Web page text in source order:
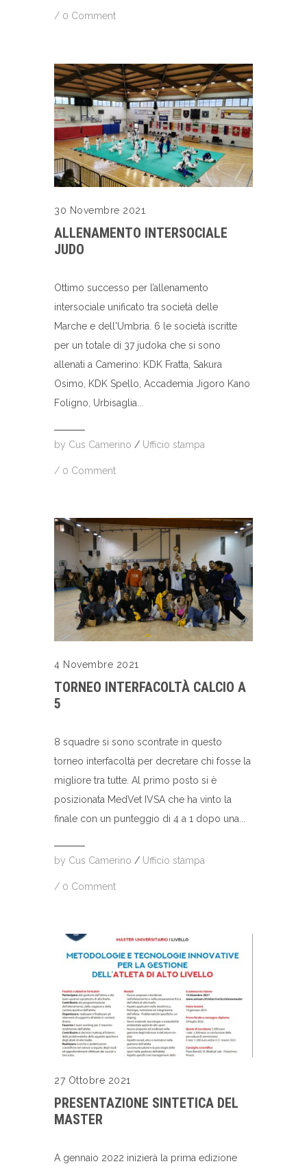
/ 0 Comment
30 Novembre 2021
ALLENAMENTO INTERSOCIALE
JUDO
Ottimo successo per l’allenamento
intersociale unificato tra società delle
Marche e dell'Umbria. 6 le società iscritte
per un totale di 37 judoka che si sono
allenati a Camerino: KDK Fratta, Sakura
Osimo, KDK Spello, Accademia Jigoro Kano
Foligno, Urbisaglia...
by Cus Camerino / Ufficio stampa
/ 0 Comment
4 Novembre 2021
TORNEO INTERFACOLTÀ CALCIO A
5
8 squadre si sono scontrate in questo
torneo interfacoltà per decretare chi fosse la
migliore tra tutte. Al primo posto si è
posizionata MedVet IVSA che ha vinto la
finale con un punteggio di 4 a 1 dopo una...
by Cus Camerino / Ufficio stampa
/ 0 Comment
27 Ottobre 2021
PRESENTAZIONE SINTETICA DEL
MASTER
A gennaio 2022 inizierà la prima edizione